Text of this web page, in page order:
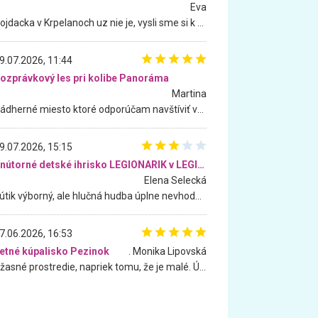
Eva
11:44
les pri kolibe Panoráma
Martina
15:15
Vnútorné detské ihrisko LEGIONARIK v LEGIA Fitness
Elena Selecká
16:53
kúpalisko Pezinok
. Monika Lipovská